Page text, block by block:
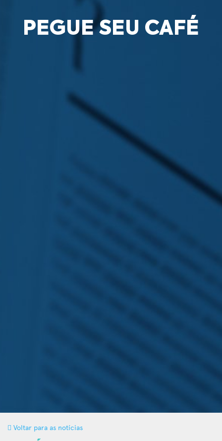
PEGUE SEU CAFÉ
Voltar para as notícias